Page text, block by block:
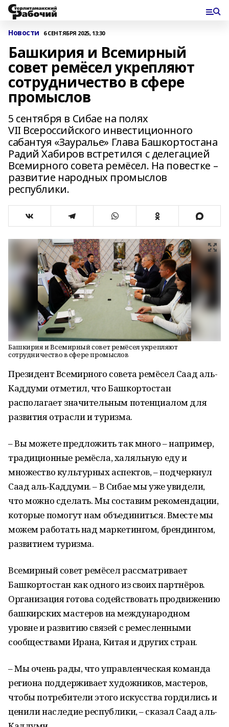
Новости 6 СЕНТЯБРЯ 2025, 13:30
Башкирия и Всемирный
совет ремёсел укрепляют
сотрудничество в сфере
промыслов
5 сентября в Сибае на полях
VII Всероссийского инвестиционного
сабантуя «Зауралье» Глава Башкортостана
Радий Хабиров встретился с делегацией
Всемирного совета ремёсел. На повестке –
развитие народных промыслов
республики.
Башкирия и Всемирный совет ремёсел укрепляют
сотрудничество в сфере промыслов
Президент Всемирного совета ремёсел Саад аль-
Каддуми отметил, что Башкортостан
располагает значительным потенциалом для
развития отрасли и туризма.
– Вы можете предложить так много – например,
традиционные ремёсла, халяльную еду и
множество культурных аспектов, – подчеркнул
Саад аль-Каддуми. – В Сибае мы уже увидели,
что можно сделать. Мы составим рекомендации,
которые помогут нам объединиться. Вместе мы
можем работать над маркетингом, брендингом,
развитием туризма.
Всемирный совет ремёсел рассматривает
Башкортостан как одного из своих партнёров.
Организация готова содействовать продвижению
башкирских мастеров на международном
уровне и развитию связей с ремесленными
сообществами Ирана, Китая и других стран.
– Мы очень рады, что управленческая команда
региона поддерживает художников, мастеров,
чтобы потребители этого искусства гордились и
ценили наследие республики, – сказал Саад аль-